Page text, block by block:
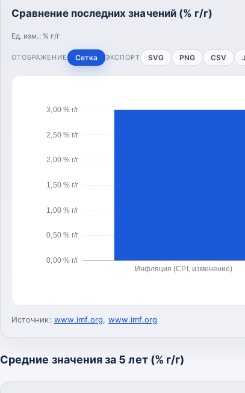
Сравнение последних значений (% г/г)
Ед. изм.: % г/г
ОТОБРАЖЕНИЕ Сетка ЭКСПОРТ SVG PNG CSV
0,00 % г/г
0,50 % г/г
1,00 % г/г
1,50 % г/г
2,00 % г/г
2,50 % г/г
3,00 % г/г
Инфляция (CPI, изменение)
Источник: www.imf.org, www.imf.org
Средние значения за 5 лет (% г/г)